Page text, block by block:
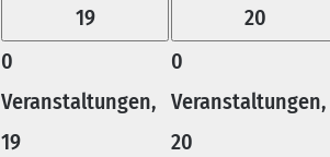
19
0
Veranstaltungen,
19
20
0
Veranstaltungen,
20